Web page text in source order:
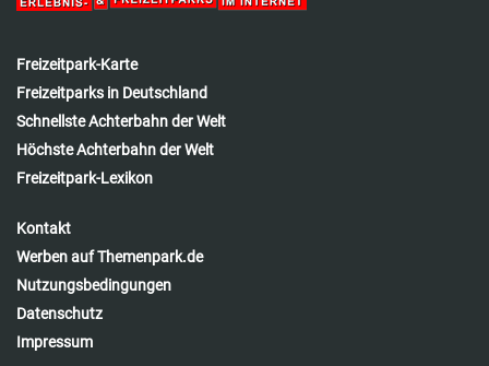
Freizeitpark-Karte
Freizeitparks in Deutschland
Schnellste Achterbahn der Welt
Höchste Achterbahn der Welt
Freizeitpark-Lexikon
Kontakt
Werben auf Themenpark.de
Nutzungsbedingungen
Datenschutz
Impressum